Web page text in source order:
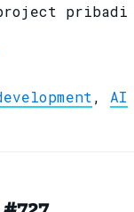
pribadi
, AI